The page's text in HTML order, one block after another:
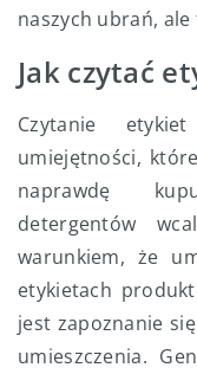
naszych ubrań,
Jak czytać
Czytanie
umiejętności,
naprawdę
detergentów
warunkiem, że
etykietach
jest zapoznanie
umieszczenia.